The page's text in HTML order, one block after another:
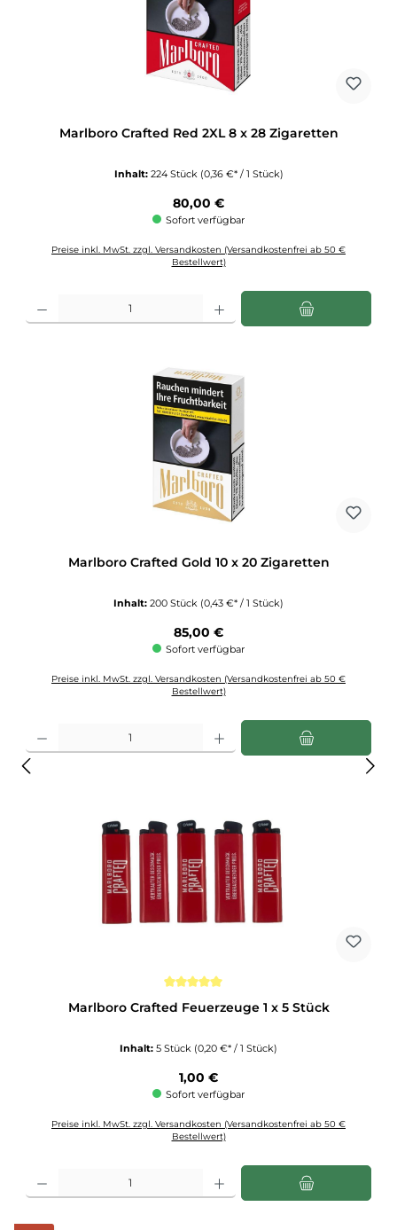
Marlboro Crafted Red 2XL 8 x 28 Zigaretten
Inhalt: 224 Stück (0,36 €* / 1 Stück)
Regulärer Preis:
80,00 €
Sofort verfügbar
Preise inkl. MwSt. zzgl. Versandkosten (Versandkostenfrei ab 50 €
Bestellwert)
Produkt Anzahl: Gib den gewünschten Wert ein oder benutze die Schaltflächen
Marlboro Crafted Gold 10 x 20 Zigaretten
Inhalt: 200 Stück (0,43 €* / 1 Stück)
Regulärer Preis:
85,00 €
Sofort verfügbar
Preise inkl. MwSt. zzgl. Versandkosten (Versandkostenfrei ab 50 €
Bestellwert)
Produkt Anzahl: Gib den gewünschten Wert ein oder benutze die Schaltflächen
Marlboro Crafted Feuerzeuge 1 x 5 Stück
Inhalt: 5 Stück (0,20 €* / 1 Stück)
Regulärer Preis:
1,00 €
Sofort verfügbar
Preise inkl. MwSt. zzgl. Versandkosten (Versandkostenfrei ab 50 €
Bestellwert)
Produkt Anzahl: Gib den gewünschten Wert ein oder benutze die Schaltflächen